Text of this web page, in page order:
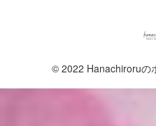
© 2022 Hanachiroruの